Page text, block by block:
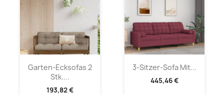
Garten-Ecksofas 2
Stk....
193,82 €
3-Sitzer-Sofa Mit...
445,46 €